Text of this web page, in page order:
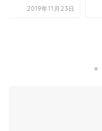
2019年11月23日